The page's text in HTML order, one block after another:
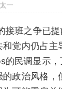
一
班之争已
党内仍占
民调显示
政治风格